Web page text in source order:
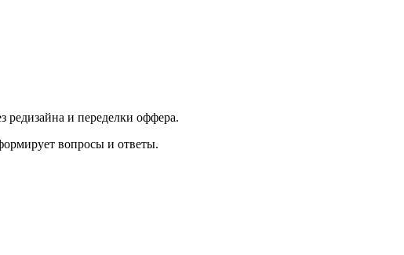
и переделки оффера.
вопросы и ответы.